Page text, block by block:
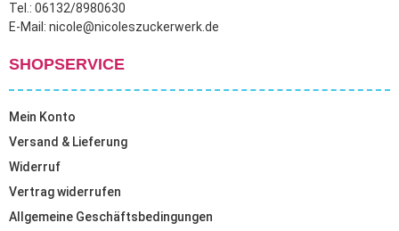
Tel.: 06132/8980630
E-Mail: nicole@nicoleszuckerwerk.de
SHOPSERVICE
Mein Konto
Versand & Lieferung
Widerruf
Vertrag widerrufen
Allgemeine Geschäftsbedingungen